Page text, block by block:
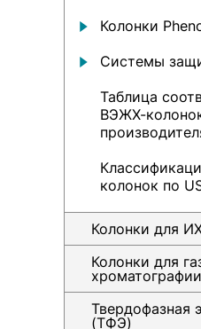
Колонки
Системы
Таблица
ВЭЖХ-
колонок по
Колонки для
Колонки для
хроматографии
Твердофазная
(ТФЭ)